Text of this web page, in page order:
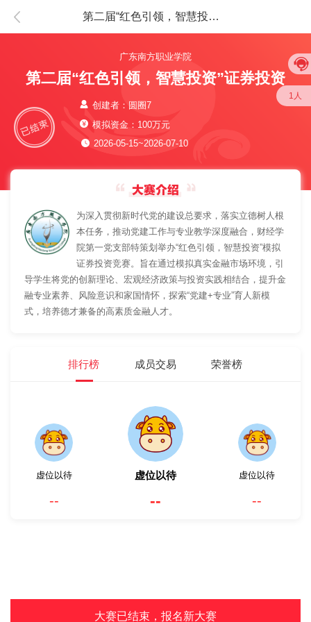
第二届“红色引领，智慧投资”证券投资
广东南方职业学院
第二届“红色引领，智慧投资”证券投资
创建者：圆圈7
模拟资金：100万元
2026-05-15~2026-07-10
1人
为深入贯彻新时代党的建设总要求，落实立德树人根
本任务，推动党建工作与专业教学深度融合，财经学
院第一党支部特策划举办“红色引领，智慧投资”模拟
证券投资竞赛。旨在通过模拟真实金融市场环境，引
导学生将党的创新理论、宏观经济政策与投资实践相结合，提升金
融专业素养、风险意识和家国情怀，探索“党建+专业”育人新模
式，培养德才兼备的高素质金融人才。
排行榜 成员交易 荣誉榜
虚位以待
--
虚位以待
--
虚位以待
--
大赛已结束，报名新大赛